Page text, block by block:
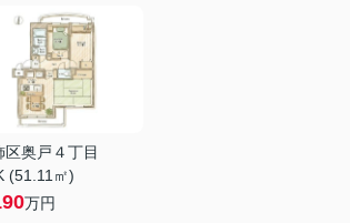
区奥戸４丁目
(51.11㎡)
万円